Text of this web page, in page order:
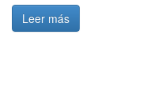
Leer más